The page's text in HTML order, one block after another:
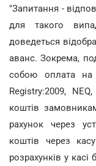
"Запитання -
для такого
доведеться
аванс. Зокрема,
собою оплата на
Registry:2009,
коштів
рахунок через
коштів через
розрахунків у